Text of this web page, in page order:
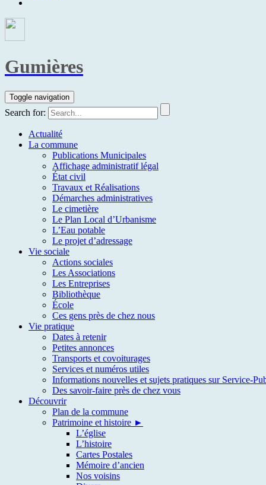
Gumières
Toggle navigation
Search for:
Actualité
La commune
Publications Municipales
Affichage administratif légal
État civil
Travaux et Réalisations
Démarches administratives
Le cimetière
Le Plan Local d’Urbanisme
L’Eau potable
Le projet d’adressage
Vie sociale
Actions sociales
Les Associations
Les Entreprises
Bibliothèque
École
Ces gens près de chez nous
Vie pratique
Dates à retenir
Petites annonces
Transports et covoiturages
Services et numéros utiles
Informations nouvelles et sujets pratiques sur Service-
Des savoir-faire près de chez vous
Découvrir
Plan de la commune
Patrimoine et histoire ►
L’église
L’histoire
Cartes Postales
Mémoire d’ancien
Nos voisins